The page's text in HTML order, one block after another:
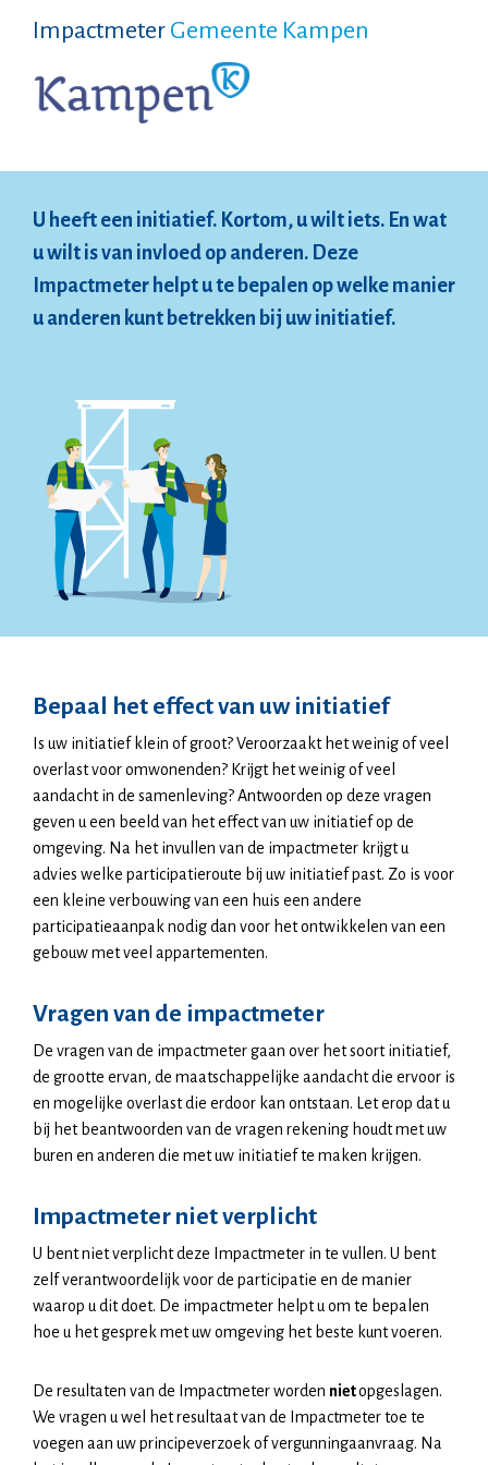
Impactmeter Gemeente Kampen
U heeft een initiatief. Kortom, u wilt iets. En wat
u wilt is van invloed op anderen. Deze
Impactmeter helpt u te bepalen op welke manier
u anderen kunt betrekken bij uw initiatief.
Bepaal het effect van uw initiatief
Is uw initiatief klein of groot? Veroorzaakt het weinig of veel
overlast voor omwonenden? Krijgt het weinig of veel
aandacht in de samenleving? Antwoorden op deze vragen
geven u een beeld van het effect van uw initiatief op de
omgeving. Na het invullen van de impactmeter krijgt u
advies welke participatieroute bij uw initiatief past. Zo is voor
een kleine verbouwing van een huis een andere
participatieaanpak nodig dan voor het ontwikkelen van een
gebouw met veel appartementen.
Vragen van de impactmeter
De vragen van de impactmeter gaan over het soort initiatief,
de grootte ervan, de maatschappelijke aandacht die ervoor is
en mogelijke overlast die erdoor kan ontstaan. Let erop dat u
bij het beantwoorden van de vragen rekening houdt met uw
buren en anderen die met uw initiatief te maken krijgen.
Impactmeter niet verplicht
U bent niet verplicht deze Impactmeter in te vullen. U bent
zelf verantwoordelijk voor de participatie en de manier
waarop u dit doet. De impactmeter helpt u om te bepalen
hoe u het gesprek met uw omgeving het beste kunt voeren.
De resultaten van de Impactmeter worden nietopgeslagen.
We vragen u wel het resultaat van de Impactmeter toe te
voegen aan uw principeverzoek of vergunningaanvraag. Na